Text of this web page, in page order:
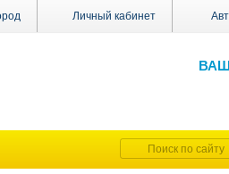
Личный кабинет